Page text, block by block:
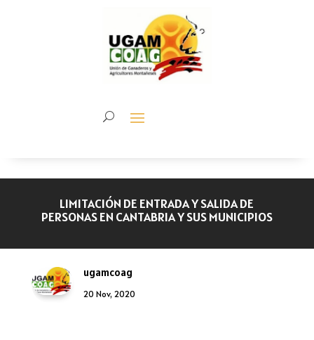
LIMITACIÓN DE ENTRADA Y SALIDA DE
PERSONAS EN CANTABRIA Y SUS MUNICIPIOS
ugamcoag
20 Nov, 2020